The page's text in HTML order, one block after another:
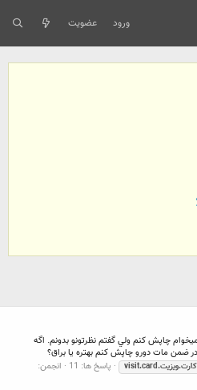
ورود عضویت
چاپش كنم ولي گفتم نظرتونو بدونم. اگه
ضمن مات دورو چاپش كنم بهتره يا براق؟
كارت.ويزيت.visit.card پاسخ ها: 11
انجمن: